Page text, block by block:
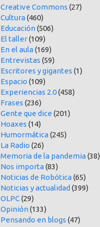
Creative Commons (27)
Cultura(460)
Educación(506)
El taller(109)
En el aula(169)
Entrevistas (59)
Escritores y gigantes (1)
Espacio (109)
Experiencias 2.0(458)
Frases (236)
Gente que dice (201)
Hoaxes (14)
Humormática(245)
La Radio (26)
Memoria de la pandemia(38)
Nos importa(83)
Noticias de Robótica(65)
Noticias y actualidad (399)
OLPC(29)
Opinión(133)
Pensando en blogs (47)